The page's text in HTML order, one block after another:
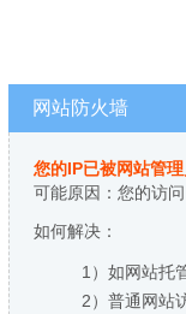
网站防火墙
您的IP已被网站管
可能原因：您的访
如何解决：
1）如网站托
2）普通网站